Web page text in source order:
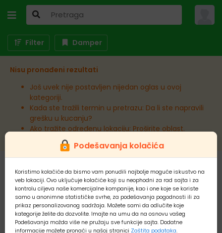
Podešavanja kolačića
Koristimo kolačiće da bismo vam ponudili najbolje moguće iskustvo na
veb lokaciji. Ovo uključuje kolačiće koji su neophodni za rad sajta i za
kontrolu ciljeva naše komercijalne kompanije, kao i one koje se koriste
samo u anonimne statističke svrhe, za podešavanja pogodnosti ili za
prikaz personalizovanog sadržaja. Možete sami da odlučite koje
kategorije želite da dozvolite. Imajte na umu da na osnovu vašeg
Podešavanja možda više ne pružaju sve funkcije sajta. Dodatne
informacije možete pronaći u našoj stranici Zaštita podataka.
Filter Damper
Nisu pronađeni rezultati
Još uvek nije postavljen nijedan oglas u ovoj
kategoriji.
Kada ste tražili termin u pretrazu: Da li ste napravili
grešku u kucanju?
Ako tražite određenu lokaciju: Proširite oblast.